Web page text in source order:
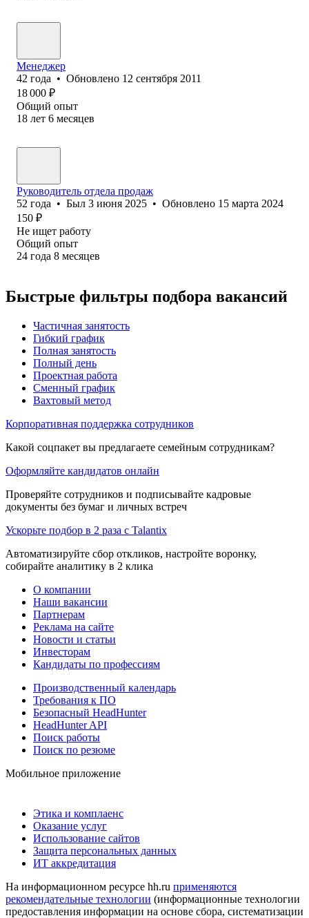
Менеджер
42 года • Обновлено 12 сентября 2011
18 000 ₽
Общий опыт
18 лет 6 месяцев
Руководитель отдела продаж
52 года • Был 3 июня 2025 • Обновлено 15 марта 2024
150 ₽
Не ищет работу
Общий опыт
24 года 8 месяцев
Быстрые фильтры подбора вакансий
Частичная занятость
Гибкий график
Полная занятость
Полный день
Проектная работа
Сменный график
Вахтовый метод
Корпоративная поддержка сотрудников
Какой соцпакет вы предлагаете семейным сотрудникам?
Оформляйте кандидатов онлайн
Проверяйте сотрудников и подписывайте кадровые
документы без бумаг и личных встреч
Ускорьте подбор в 2 раза с Talantix
Автоматизируйте сбор откликов, настройте воронку,
собирайте аналитику в 2 клика
О компании
Наши вакансии
Партнерам
Реклама на сайте
Новости и статьи
Инвесторам
Кандидаты по профессиям
Производственный календарь
Требования к ПО
Безопасный HeadHunter
HeadHunter API
Поиск работы
Поиск по резюме
Мобильное приложение
Этика и комплаенс
Оказание услуг
Использование сайтов
Защита персональных данных
ИТ аккредитация
На информационном ресурсе hh.ru применяются
рекомендательные технологии (информационные технологии
предоставления информации на основе сбора, систематизации